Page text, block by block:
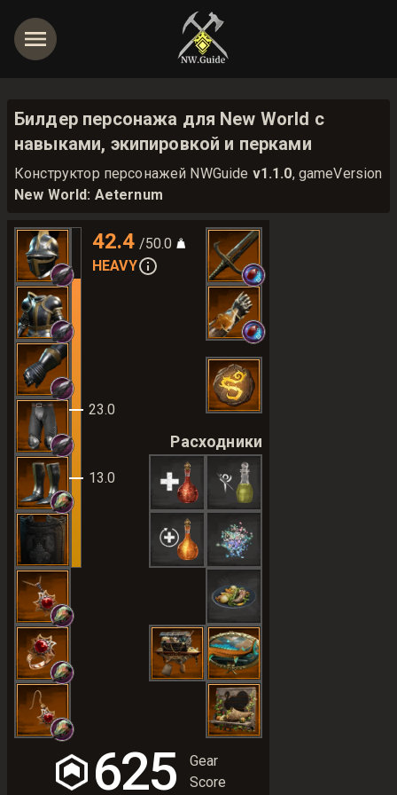
Билдер персонажа для New World с
навыками, экипировкой и перками
Конструктор персонажей NWGuide v1.1.0, gameVersion
New World: Aeternum
13.0
23.0
42.4 /50.0
HEAVY
Расходники
625
Gear
Score